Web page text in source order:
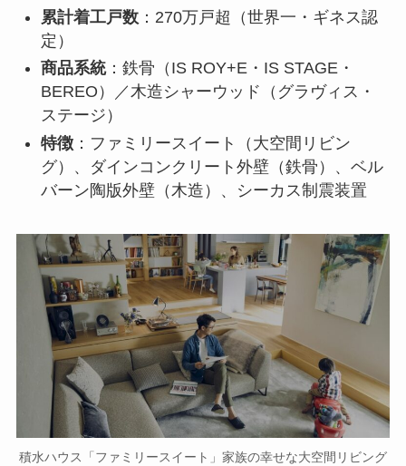
累計着工戸数：270万戸超（世界一・ギネス認
定）
商品系統：鉄骨（IS ROY+E・IS STAGE・
BEREO）／木造シャーウッド（グラヴィス・
ステージ）
特徴：ファミリースイート（大空間リビン
グ）、ダインコンクリート外壁（鉄骨）、ベル
バーン陶版外壁（木造）、シーカス制震装置
積水ハウス「ファミリースイート」家族の幸せな大空間リビング